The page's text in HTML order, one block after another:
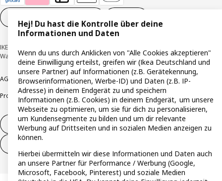
IKEA Deutschland GmbH & Co. KG - Am Wandersmann 2-4, 65719 Hofheim-
Wallau © Inter IKEA Systems B.V. 1999-2026
AGB BarrierefreiheitCookie-RichtlinieDatenschutzerklärung Impressum
ProduktrückrufeResponsible DisclosureVertrauensstelle
Vertrag widerrufen
Hej! Du hast die Kontrolle über deine
Informationen und Daten
Wenn du uns durch Anklicken von "Alle Cookies akzeptieren"
deine Einwilligung erteilst, greifen wir (Ikea Deutschland und
unsere Partner) auf Informationen (z.B. Gerätekennung,
Browserinformationen, Werbe-ID) und Daten (z.B. IP-
Adresse) in deinem Endgerät zu und speichern
Informationen (z.B. Cookies) in deinem Endgerät, um unsere
Webseite zu optimieren, um sie für dich zu personalisieren,
um Kundensegmente zu bilden und um dir relevante
Werbung auf Drittseiten und in sozialen Medien anzeigen zu
können.
Hierbei übermitteln wir diese Informationen und Daten auch
an unsere Partner für Performance / Werbung (Google,
Microsoft, Facebook, Pinterest) und soziale Medien